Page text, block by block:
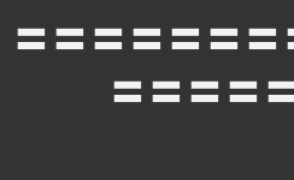
〓〓〓〓〓〓
〓〓〓〓